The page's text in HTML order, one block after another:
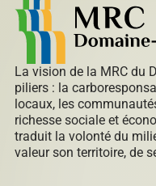
Répertoire
Sable et
La vision de la MRC du
piliers : la
locaux, les
richesse sociale et
traduit la volonté du
valeur son territoire, de